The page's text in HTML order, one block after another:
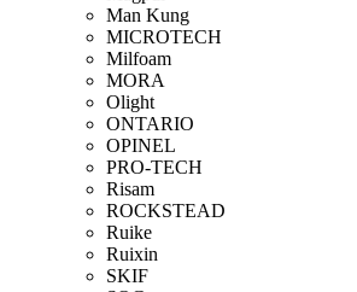
Man Kung
MICROTECH
Milfoam
MORA
Olight
ONTARIO
OPINEL
PRO-TECH
Risam
ROCKSTEAD
Ruike
Ruixin
SKIF